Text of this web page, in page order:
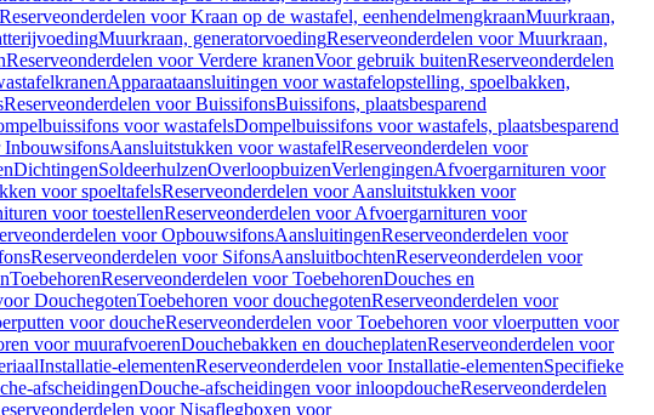
Reserveonderdelen voor Kraan op de wastafel, eenhendelmengkraanMuurkraan,
Muurkraan, generatorvoedingReserveonderdelen voor Muurkraan,
Reserveonderdelen voor Verdere kranenVoor gebruik buitenReserveonderdelen
Apparaataansluitingen voor wastafelopstelling, spoelbakken,
Reserveonderdelen voor BuissifonsBuissifons, plaatsbesparend
voor wastafelsDompelbuissifons voor wastafels, plaatsbesparend
InbouwsifonsAansluitstukken voor wastafelReserveonderdelen voor
DichtingenSoldeerhulzenOverloopbuizenVerlengingenAfvoergarnituren voor
voor spoeltafelsReserveonderdelen voor Aansluitstukken voor
voor toestellenReserveonderdelen voor Afvoergarnituren voor
voor OpbouwsifonsAansluitingenReserveonderdelen voor
Reserveonderdelen voor SifonsAansluitbochtenReserveonderdelen voor
ToebehorenReserveonderdelen voor ToebehorenDouches en
DouchegotenToebehoren voor douchegotenReserveonderdelen voor
voor doucheReserveonderdelen voor Toebehoren voor vloerputten voor
voor muurafvoerenDouchebakken en doucheplatenReserveonderdelen voor
Installatie-elementenReserveonderdelen voor Installatie-elementenSpecifieke
afscheidingenDouche-afscheidingen voor inloopdoucheReserveonderdelen
voor Nisaflegboxen voor